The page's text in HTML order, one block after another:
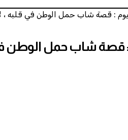
: قصة شاب حمل الوطن في قلبه ،
: قصة شاب حمل الوطن